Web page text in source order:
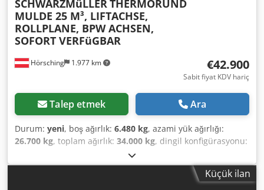
Hörsching 1.977 km
SCHWARZMüLLER THERMORUND
MULDE 25 M³, LIFTACHSE,
ROLLPLANE, BPW ACHSEN,
SOFORT VERFüGBAR
€42.900
Sabit fiyat KDV hariç
Talep etmek Ara
Durum: yeni, boş ağırlık: 6.480 kg, azami yük ağırlığı:
26.700 kg, toplam ağırlık: 34.000 kg, dingil konfigürasyonu:
, yükleme alanı hacmi:25 m³
lastik boyutu:385/65 R 22,5, lastik durumu:100 yüzde,
, | Schwarzmüller K-Serisi 3 Dingilli Termo
Küçük ilan